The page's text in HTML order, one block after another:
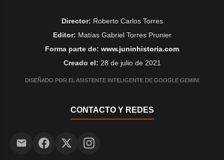
Director: Roberto Carlos Torres
Editor: Matías Gabriel Torres Prunier
Forma parte de: www.juninhistoria.com
Creado el: 28 de julio de 2021
DISEÑADO POR EL ASISTENTE INTELIGENTE DE GOOGLE GEMINI
CONTACTO Y REDES